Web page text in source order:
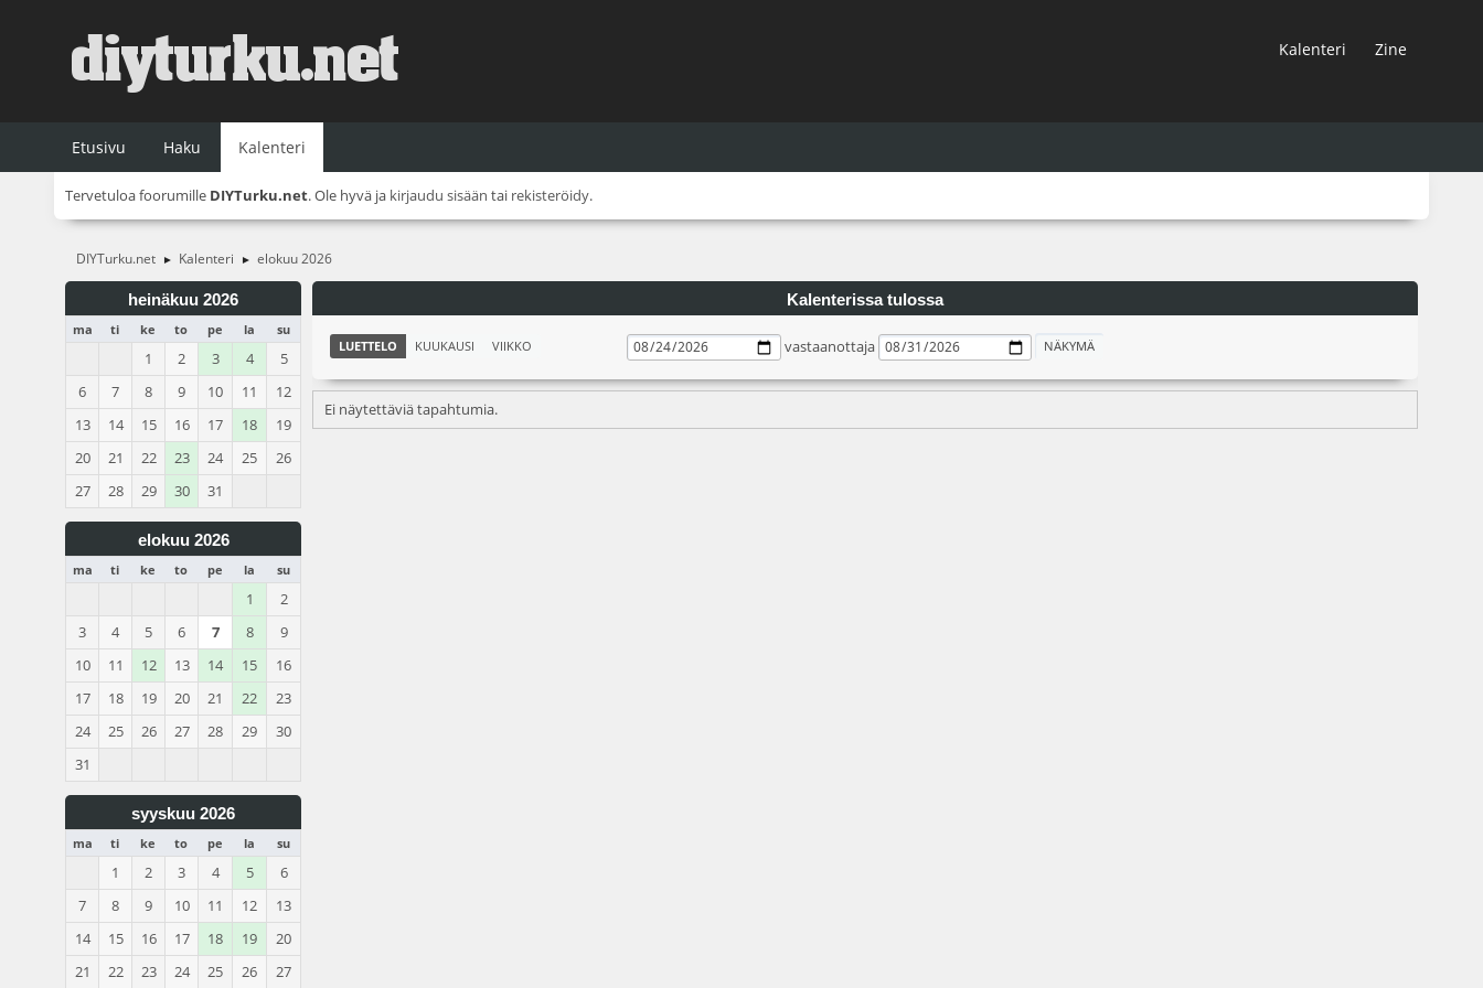
Kalenteri Zine
Etusivu Haku Kalenteri
Tervetuloa foorumille DIYTurku.net. Ole hyvä ja kirjaudu sisään tai rekisteröidy.
DIYTurku.net ► Kalenteri ► elokuu 2026
heinäkuu 2026
ma ti ke to pe la su
1 2 3 4
5
6
7 8 9 10 11
12
13
14 15 16 17 18
19
20
21 22 23 24 25
26
27
28 29 30 31
elokuu 2026
ma ti ke to pe la su
1
2
3
4 5 6 7 8
9
10
11 12 13 14 15
16
17
18 19 20 21 22
23
24
25 26 27 28 29
30
31
syyskuu 2026
ma ti ke to pe la su
1 2 3 4 5
6
7
8 9 10 11 12
13
14
15 16 17 18 19
20
21
22 23 24 25 26 27
Kalenterissa tulossa
LUETTELO KUUKAUSI VIIKKO vastaanottaja
Ei näytettäviä tapahtumia.